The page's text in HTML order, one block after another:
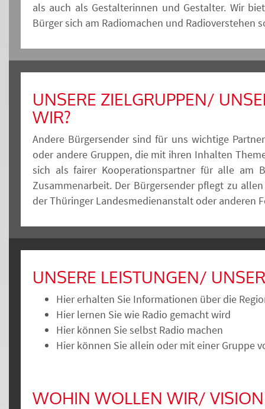
als auch als Gestalterinnen und Gestalter. Wir
Bürger sich am Radiomachen und
UNSERE ZIELGRUPPEN/
WIR?
Andere Bürgersender sind für uns wichtige
oder andere Gruppen, die mit ihren Inhalten
sich als fairer Kooperationspartner für alle am
Zusammenarbeit. Der Bürgersender pflegt zu
der Thüringer Landesmedienanstalt oder anderen
UNSERE LEISTUNGEN/
Hier erhalten Sie Informationen über die
Hier lernen Sie wie Radio gemacht wird
Hier können Sie selbst Radio machen
Hier können Sie allein oder mit einer Gruppe
WOHIN WOLLEN WIR/ VISION